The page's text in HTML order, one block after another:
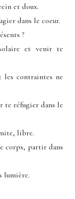
et doux.
dans le coeur.
?
et venir te
les contraintes ne
te réfugier dans le
libre.
corps, partir dans
lumière.